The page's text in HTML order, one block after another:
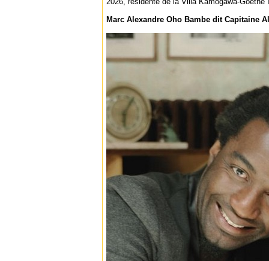
Marc Alexandre Oho Bambe dit Capitaine